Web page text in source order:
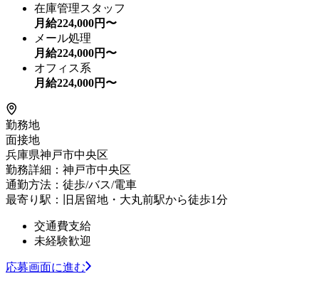
在庫管理スタッフ
月給224,000円〜
メール処理
月給224,000円〜
オフィス系
月給224,000円〜
勤務地
面接地
兵庫県神戸市中央区
勤務詳細：神戸市中央区
通勤方法：徒歩/バス/電車
最寄り駅：旧居留地・大丸前駅から徒歩1分
交通費支給
未経験歓迎
応募画面に進む